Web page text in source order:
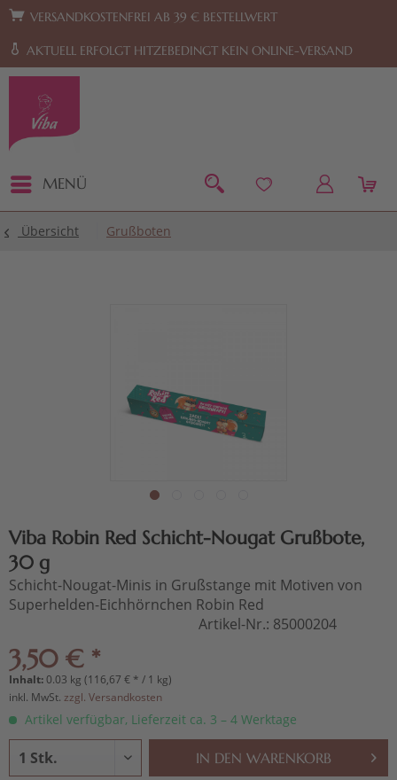
Zur Hauptnavigation springen Zum Footer springen
VERSANDKOSTENFREI AB 39 € BESTELLWERT
AKTUELL ERFOLGT HITZEBEDINGT KEIN ONLINE-VERSAND
MENÜ
Übersicht Grußboten
Viba Robin Red Schicht-Nougat Grußbote,
30 g
Schicht-Nougat-Minis in Grußstange mit Motiven von
Superhelden-Eichhörnchen Robin Red
Artikel-Nr.: 85000204
3,50 € *
Inhalt:0.03 kg (116,67 € * / 1 kg)
inkl. MwSt. zzgl. Versandkosten
Artikel verfügbar, Lieferzeit ca. 3 – 4 Werktage
IN DEN WARENKORB